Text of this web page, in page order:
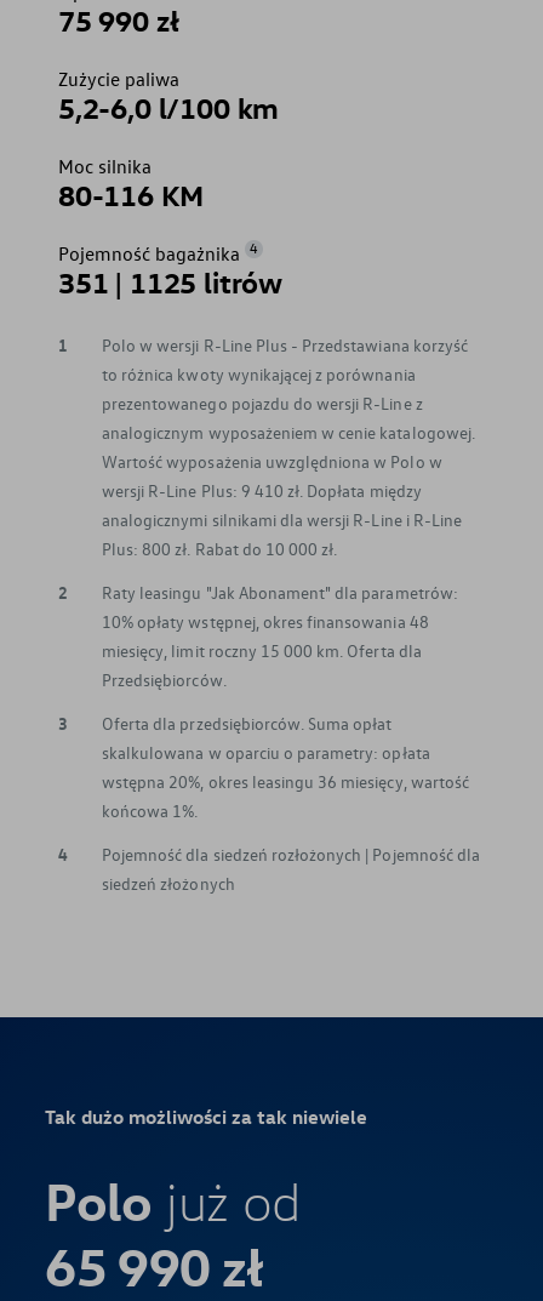
75 990 zł
Zużycie paliwa
5,2-6,0 l/100 km
Moc silnika
80-116 KM
Pojemność bagażnika 4
351 | 1125 litrów
1
Polo w wersji R-Line Plus - Przedstawiana korzyść
to różnica kwoty wynikającej z porównania
prezentowanego pojazdu do wersji R-Line z
analogicznym wyposażeniem w cenie katalogowej.
Wartość wyposażenia uwzględniona w Polo w
wersji R-Line Plus: 9 410 zł. Dopłata między
analogicznymi silnikami dla wersji R-Line i R-Line
Plus: 800 zł. Rabat do 10 000 zł.
2
Raty leasingu "Jak Abonament" dla parametrów:
10% opłaty wstępnej, okres finansowania 48
miesięcy, limit roczny 15 000 km. Oferta dla
Przedsiębiorców.
3
Oferta dla przedsiębiorców. Suma opłat
skalkulowana w oparciu o parametry: opłata
wstępna 20%, okres leasingu 36 miesięcy, wartość
końcowa 1%.
4
Pojemność dla siedzeń rozłożonych | Pojemność dla
siedzeń złożonych
Tak dużo możliwości za tak niewiele
Polo już od
65 990 zł